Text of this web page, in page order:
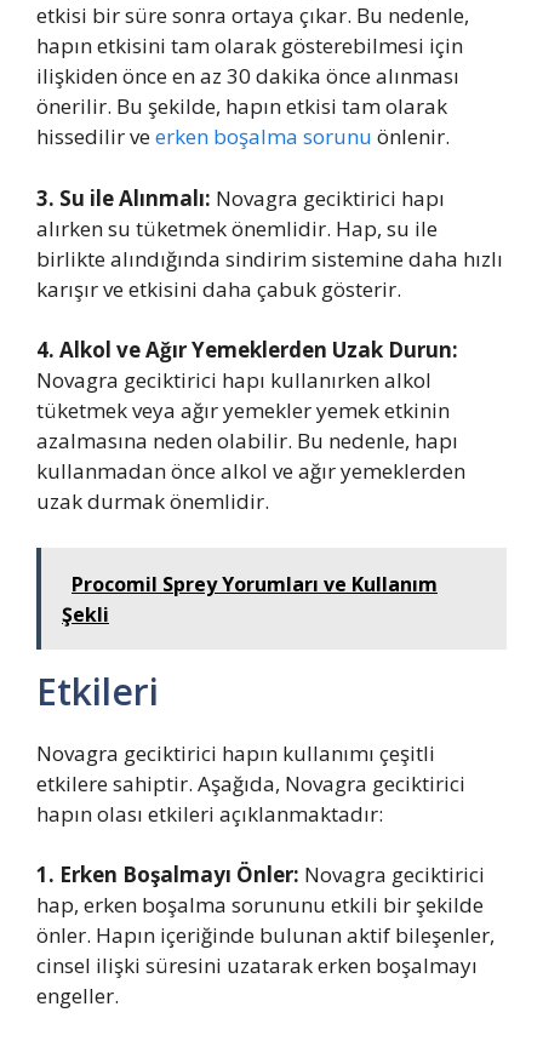
etkisi bir süre sonra ortaya çıkar. Bu nedenle,
hapın etkisini tam olarak gösterebilmesi için
ilişkiden önce en az 30 dakika önce alınması
önerilir. Bu şekilde, hapın etkisi tam olarak
hissedilir veerken boşalma sorunu önlenir.
3. Su ile Alınmalı: Novagra geciktirici hapı
alırken su tüketmek önemlidir. Hap, su ile
birlikte alındığında sindirim sistemine daha hızlı
karışır ve etkisini daha çabuk gösterir.
4. Alkol ve Ağır Yemeklerden Uzak Durun:
Novagra geciktirici hapı kullanırken alkol
tüketmek veya ağır yemekler yemek etkinin
azalmasına neden olabilir. Bu nedenle, hapı
kullanmadan önce alkol ve ağır yemeklerden
uzak durmak önemlidir.
Procomil Sprey Yorumları ve Kullanım
Şekli
Etkileri
Novagra geciktirici hapın kullanımı çeşitli
etkilere sahiptir. Aşağıda, Novagra geciktirici
hapın olası etkileri açıklanmaktadır:
1. Erken Boşalmayı Önler: Novagra geciktirici
hap, erken boşalma sorununu etkili bir şekilde
önler. Hapın içeriğinde bulunan aktif bileşenler,
cinsel ilişki süresini uzatarak erken boşalmayı
engeller.